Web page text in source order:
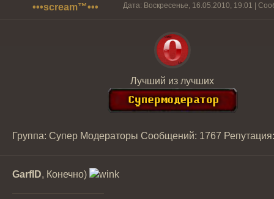
•••scream™••• Дата: Воскресенье, 16.05.2010, 19:01 |
Лучший из лучших
Группа: Супер Модераторы Сообщений: 1767
GarfID, Конечно)